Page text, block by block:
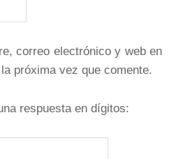
correo electrónico y web en
próxima vez que comente.
respuesta en dígitos: